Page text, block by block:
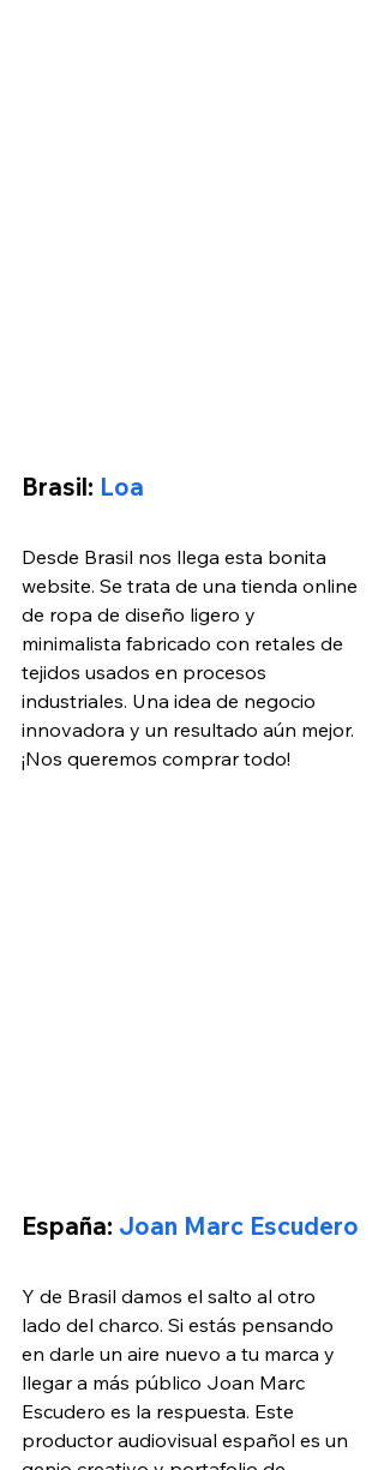
Brasil: Loa
Desde Brasil nos llega esta bonita
website. Se trata de una tienda online
de ropa de diseño ligero y
minimalista fabricado con retales de
tejidos usados en procesos
industriales. Una idea de negocio
innovadora y un resultado aún mejor.
¡Nos queremos comprar todo!
España: Joan Marc Escudero
Y de Brasil damos el salto al otro
lado del charco. Si estás pensando
en darle un aire nuevo a tu marca y
llegar a más público Joan Marc
Escudero es la respuesta. Este
productor audiovisual español es un